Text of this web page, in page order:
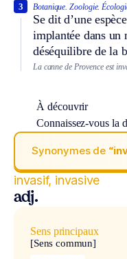
Botanique. Zoologie.
Se dit d’une
implantée dans un
déséquilibre de la
3
La canne de Provence est
À découvrir
Connaissez-vous la
Synonymes de
invasif, invasive
adj.
Sens principaux
[Sens commun]